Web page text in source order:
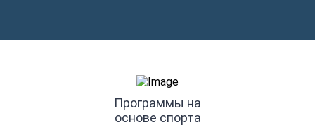
Программы на
основе спорта